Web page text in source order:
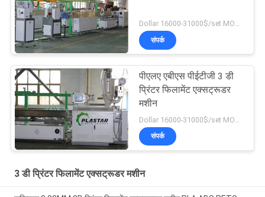
संपर्क
पीएलए एबीएस पीईटीजी 3 डी
प्रिंटर फिलामेंट एक्सट्रूडर
मशीन
संपर्क
3 डी प्रिंटर फिलामेंट एक्सट्रूडर मशीन